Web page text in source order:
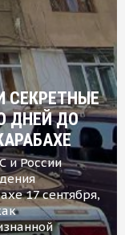
СЕКРЕТНЫЕ
ДНЕЙ ДО
и России
17 сентября,